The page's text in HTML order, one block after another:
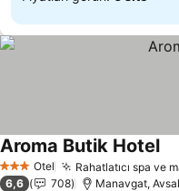
3 YıldızOtel Rahatlatıcı spa ve
Aroma Butik Hotel
6,6 708 Manavgat,